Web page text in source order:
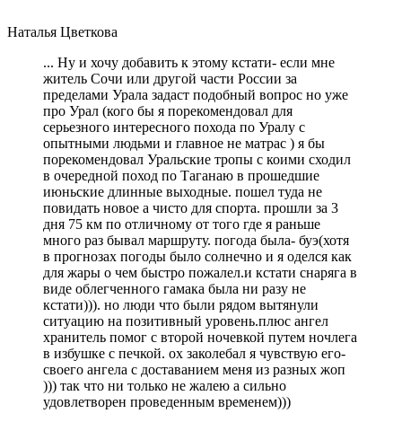
Наталья Цветкова
... Ну и хочу добавить к этому кстати- если мне
житель Сочи или другой части России за
пределами Урала задаст подобный вопрос но уже
про Урал (кого бы я порекомендовал для
серьезного интересного похода по Уралу с
опытными людьми и главное не матрас ) я бы
порекомендовал Уральские тропы с коими сходил
в очередной поход по Таганаю в прошедшие
июньские длинные выходные. пошел туда не
повидать новое а чисто для спорта. прошли за 3
дня 75 км по отличному от того где я раньше
много раз бывал маршруту. погода была- буэ(хотя
в прогнозах погоды было солнечно и я оделся как
для жары о чем быстро пожалел.и кстати снаряга в
виде облегченного гамака была ни разу не
кстати))). но люди что были рядом вытянули
ситуацию на позитивный уровень.плюс ангел
хранитель помог с второй ночевкой путем ночлега
в избушке с печкой. ох заколебал я чувствую его-
своего ангела с доставанием меня из разных жоп
))) так что ни только не жалею а сильно
удовлетворен проведенным временем)))